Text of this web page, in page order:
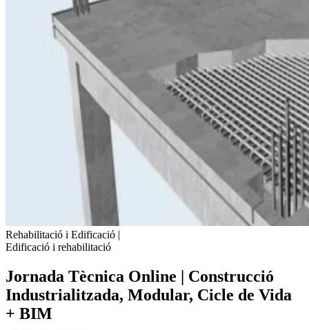
Rehabilitació i Edificació |
Edificació i rehabilitació
Jornada Tècnica Online | Construcció
Industrialitzada, Modular, Cicle de Vida
+ BIM